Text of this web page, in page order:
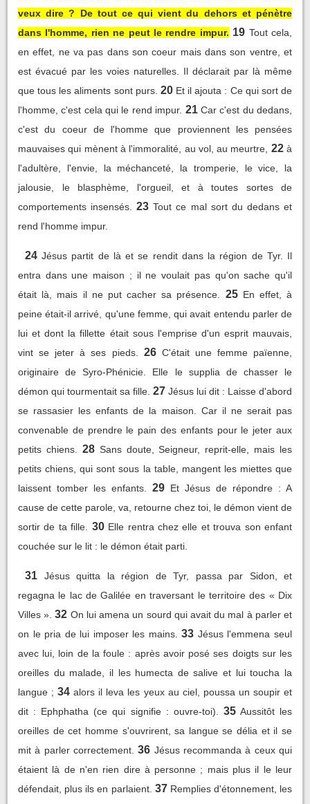
veux dire ? De tout ce qui vient du dehors et pénètre
dans l'homme, rien ne peut le rendre impur. 19 Tout cela,
en effet, ne va pas dans son coeur mais dans son ventre, et
est évacué par les voies naturelles. Il déclarait par là même
que tous les aliments sont purs. 20 Et il ajouta : Ce qui sort de
l'homme, c'est cela qui le rend impur. 21 Car c'est du dedans,
c'est du coeur de l'homme que proviennent les pensées
mauvaises qui mènent à l'immoralité, au vol, au meurtre, 22 à
l'adultère, l'envie, la méchanceté, la tromperie, le vice, la
jalousie, le blasphème, l'orgueil, et à toutes sortes de
comportements insensés.
23 Tout ce mal sort du dedans et
rend l'homme impur.
24 Jésus partit de là et se rendit dans la région de Tyr. Il
entra dans une maison ; il ne voulait pas qu'on sache qu'il
était là, mais il ne put cacher sa présence.
25 En effet, à
peine était-il arrivé, qu'une femme, qui avait entendu parler de
lui et dont la fillette était sous l'emprise d'un esprit mauvais,
vint se jeter à ses pieds.
26 C'était une femme païenne,
originaire de Syro-Phénicie. Elle le supplia de chasser le
démon qui tourmentait sa fille. 27 Jésus lui dit : Laisse d'abord
se rassasier les enfants de la maison. Car il ne serait pas
convenable de prendre le pain des enfants pour le jeter aux
petits chiens.
28 Sans doute, Seigneur, reprit-elle, mais les
petits chiens, qui sont sous la table, mangent les miettes que
laissent tomber les enfants.
29 Et Jésus de répondre : A
cause de cette parole, va, retourne chez toi, le démon vient de
sortir de ta fille.
30 Elle rentra chez elle et trouva son enfant
couchée sur le lit : le démon était parti.
31
Jésus quitta la région de Tyr, passa par Sidon, et
regagna le lac de Galilée en traversant le territoire des « Dix
Villes ». 32 On lui amena un sourd qui avait du mal à parler et
on le pria de lui imposer les mains. 33 Jésus l'emmena seul
avec lui, loin de la foule : après avoir posé ses doigts sur les
oreilles du malade, il les humecta de salive et lui toucha la
langue ; 34 alors il leva les yeux au ciel, poussa un soupir et
dit : Ephphatha (ce qui signifie : ouvre-toi).
35 Aussitôt les
oreilles de cet homme s'ouvrirent, sa langue se délia et il se
mit à parler correctement. 36 Jésus recommanda à ceux qui
étaient là de n'en rien dire à personne ; mais plus il le leur
défendait, plus ils en parlaient. 37 Remplies d'étonnement, les